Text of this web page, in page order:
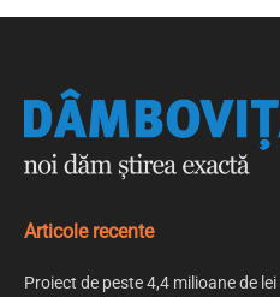
Articole recente
Proiect de peste 4,4 milioane de